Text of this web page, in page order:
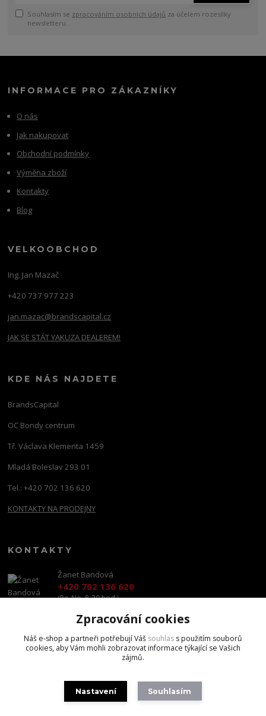
Souhlasím se zpracováním osobních údajů za účelem rozesílky
newsletteru.
INFORMACE PRO ZÁKAZNÍKY
O nás
Jak nakupovat
Obchodní podmínky
Výměna zboží
Kontakty
Blog
VELKOOBCHOD
Ing. Jan Mazač
+420 737 977 223
jan.mazac@brandscapital.cz
JAK SE STÁT YAKUZA DEALEREM!
KDE NÁS NAJDETE
BrandsCapital
OC Bondy centrum
Tř. Václava Klementa 1459
Mladá Boleslav 293 01
Tel.: +420 702 136 620
KONTAKTY NA PRODEJNY
KONTAKTY
Žanet Bandová
+420 702 136 620
(Po-Ne, 8-20 hod.)
shop@brandscapital.cz
Zpracování cookies
Náš e-shop a partneři potřebují Váš souhlas s použitím souborů
cookies, aby Vám mohli zobrazovat informace týkající se Vašich
zájmů.
Nastavení Souhlasím